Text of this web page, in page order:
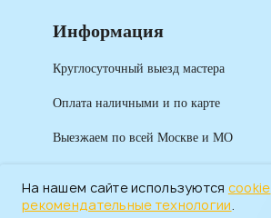
Информация
Круглосуточный выезд мастера
Оплата наличными и по карте
Выезжаем по всей Москве и МО
На нашем сайте используются cookie
рекомендательные технологии.